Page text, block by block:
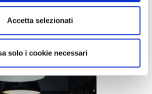
Accetta selezionati
solo i cookie necessari
sostengono il progetto